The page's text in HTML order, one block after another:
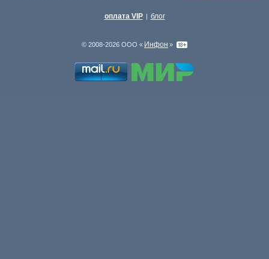
оплата VIP | блог
© 2008-2026 ООО « Инфон »